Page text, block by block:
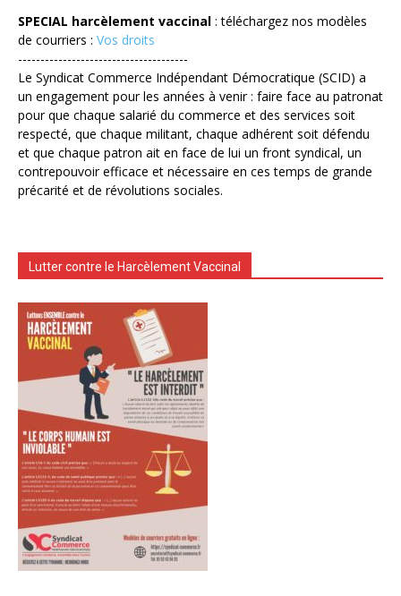
SPECIAL harcèlement vaccinal : téléchargez nos modèles
de courriers : Vos droits
--------------------------------------
Le Syndicat Commerce Indépendant Démocratique (SCID) a
un engagement pour les années à venir : faire face au patronat
pour que chaque salarié du commerce et des services soit
respecté, que chaque militant, chaque adhérent soit défendu
et que chaque patron ait en face de lui un front syndical, un
contrepouvoir efficace et nécessaire en ces temps de grande
précarité et de révolutions sociales.
Lutter contre le Harcèlement Vaccinal